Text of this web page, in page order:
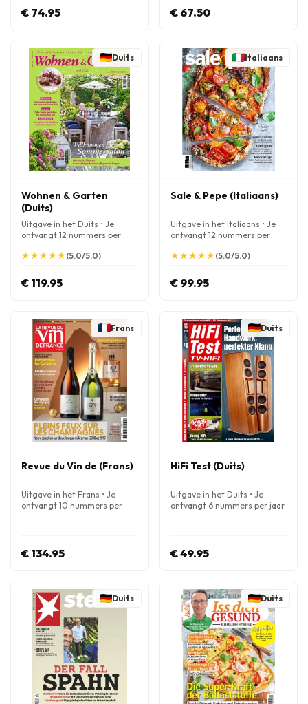
€ 74.95 € 67.50
Duits
Wohnen & Garten
(Duits)
Uitgave in het Duits • Je
ontvangt 12 nummers per
★
★★
★★
★★
★★
★(5.0/5.0)
€ 119.95
Italiaans
Sale & Pepe (Italiaans)
Uitgave in het Italiaans • Je
ontvangt 12 nummers per
★
★★
★★
★★
★★
★(5.0/5.0)
€ 99.95
Frans
Revue du Vin de (Frans)
Uitgave in het Frans • Je
ontvangt 10 nummers per
€ 134.95
Duits
HiFi Test (Duits)
Uitgave in het Duits • Je
ontvangt 6 nummers per jaar
€ 49.95
Duits Duits